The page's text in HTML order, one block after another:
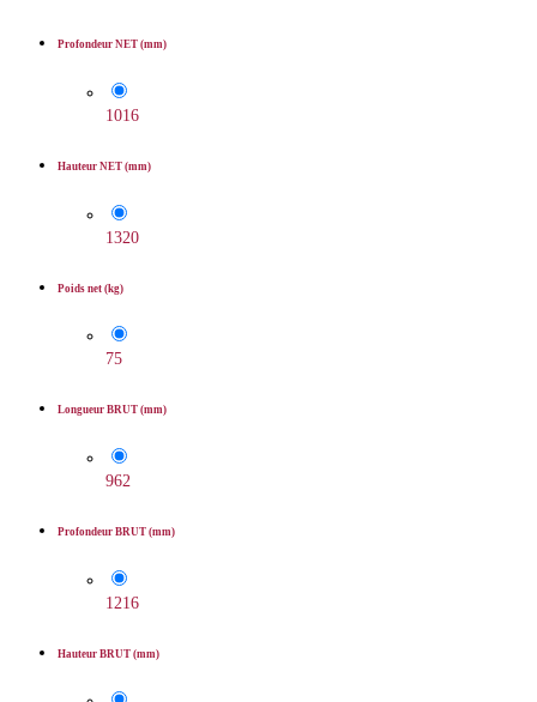
Profondeur NET (mm)
1016
Hauteur NET (mm)
1320
Poids net (kg)
75
Longueur BRUT (mm)
962
Profondeur BRUT (mm)
1216
Hauteur BRUT (mm)